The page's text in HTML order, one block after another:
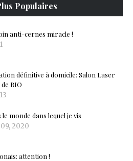
Populaires
anti-cernes miracle !
définitive à domicile: Salon Laser
RIO
le monde dans lequel je vis
2020
attention !